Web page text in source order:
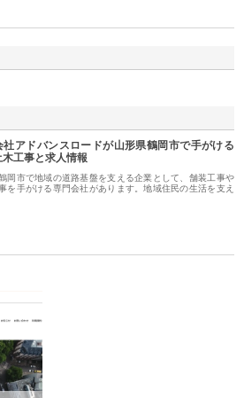
社アドバンスロードが山形県鶴岡市で手がける
木工事と求人情報
岡市で地域の道路基盤を支える企業として、舗装工事や
を手がける専門会社があります。地域住民の生活を支え